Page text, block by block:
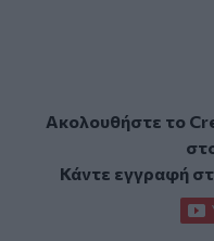
Ακολουθήστε το
Κάντε εγγραφή